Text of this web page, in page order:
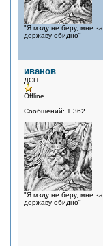
"Я мзду не беру, мне за
державу обидно"
иванов
ДСП
Offline
Сообщений: 1,362
"Я мзду не беру, мне за
державу обидно"